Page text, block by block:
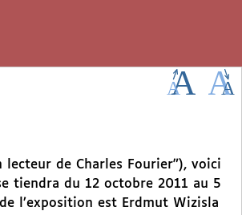
de Charles Fourier"), voici
tiendra du 12 octobre 2011 au 5
l’exposition est Erdmut Wizisla